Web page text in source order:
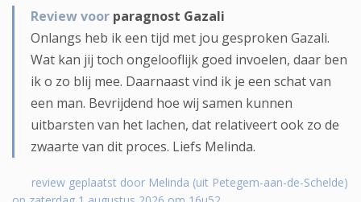
Review voor paragnost Gazali
Onlangs heb ik een tijd met jou gesproken Gazali.
Wat kan jij toch ongelooflijk goed invoelen, daar ben
ik o zo blij mee. Daarnaast vind ik je een schat van
een man. Bevrijdend hoe wij samen kunnen
uitbarsten van het lachen, dat relativeert ook zo de
zwaarte van dit proces. Liefs Melinda.
review geplaatst door Melinda (uit Petegem-aan-de-Schelde)